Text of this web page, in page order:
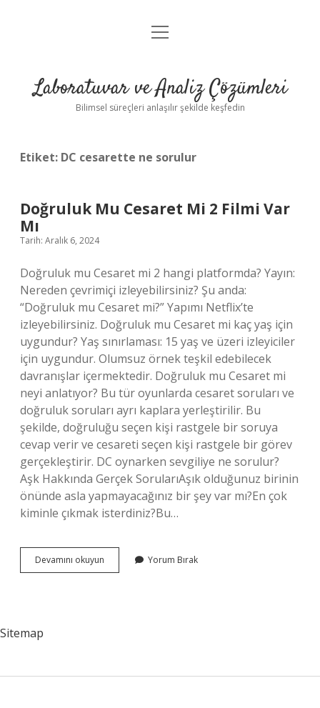
Anasayfa
Yasal Uyarı
menüyü
Laboratuvar ve Analiz Çözümleri
Bilimsel süreçleri anlaşılır şekilde keşfedin
Etiket: DC cesarette ne sorulur
Doğruluk Mu Cesaret Mi 2 Filmi Var
Mı
Tarih: Aralık 6, 2024
Doğruluk mu Cesaret mi 2 hangi platformda? Yayın:
Nereden çevrimiçi izleyebilirsiniz? Şu anda:
“Doğruluk mu Cesaret mi?” Yapımı Netflix’te
izleyebilirsiniz. Doğruluk mu Cesaret mi kaç yaş için
uygundur? Yaş sınırlaması: 15 yaş ve üzeri izleyiciler
için uygundur. Olumsuz örnek teşkil edebilecek
davranışlar içermektedir. Doğruluk mu Cesaret mi
neyi anlatıyor? Bu tür oyunlarda cesaret soruları ve
doğruluk soruları ayrı kaplara yerleştirilir. Bu
şekilde, doğruluğu seçen kişi rastgele bir soruya
cevap verir ve cesareti seçen kişi rastgele bir görev
gerçekleştirir. DC oynarken sevgiliye ne sorulur?
Aşk Hakkında Gerçek SorularıAşık olduğunuz birinin
önünde asla yapmayacağınız bir şey var mı?En çok
kiminle çıkmak isterdiniz?Bu…
Devamını okuyun Doğruluk
Mu
Yorum Bırak
Sitemap